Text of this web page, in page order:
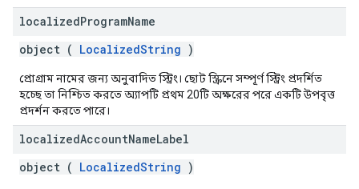
localizedProgramName
object ( LocalizedString )
প্রোগ্রাম নামের জন্য অনুবাদিত স্ট্রিং। ছোট স্ক্রিনে সম্পূর্ণ স্ট্রিং প্রদর্শিত
হচ্ছে তা নিশ্চিত করতে অ্যাপটি প্রথম 20টি অক্ষরের পরে একটি উপবৃত্ত
প্রদর্শন করতে পারে।
localizedAccountNameLabel
object ( LocalizedString )